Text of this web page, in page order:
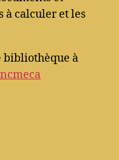
à calculer et les
bibliothèque à